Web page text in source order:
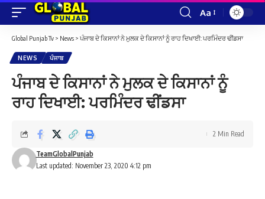
Font
Resizer
Aa
Global Punjab Tv > News > ਪੰਜਾਬ ਦੇ ਕਿਸਾਨਾਂ ਨੇ ਮੁਲਕ ਦੇ ਕਿਸਾਨਾਂ ਨੂੰ ਰਾਹ ਦਿਖਾਈ: ਪਰਮਿੰਦਰ ਢੀਂਡਸਾ
NEWS ਪੰਜਾਬ
ਪੰਜਾਬ ਦੇ ਕਿਸਾਨਾਂ ਨੇ ਮੁਲਕ ਦੇ ਕਿਸਾਨਾਂ ਨੂੰ
ਰਾਹ ਦਿਖਾਈ: ਪਰਮਿੰਦਰ ਢੀਂਡਸਾ
Last updated: November 23, 2020 4:12 pm
TeamGlobalPunjab
2 Min Read